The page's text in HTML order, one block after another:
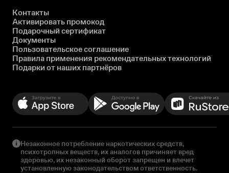
Контакты
Активировать промокод
Подарочный сертификат
Документы
Пользовательское соглашение
Правила применения рекомендательных технологий
Подарки от наших партнёров
Незаконное потребление наркотических средств,
психотропных веществ, их аналогов причиняет вред
здоровью, их незаконный оборот запрещен и влечет
установленную законодательством ответственность.